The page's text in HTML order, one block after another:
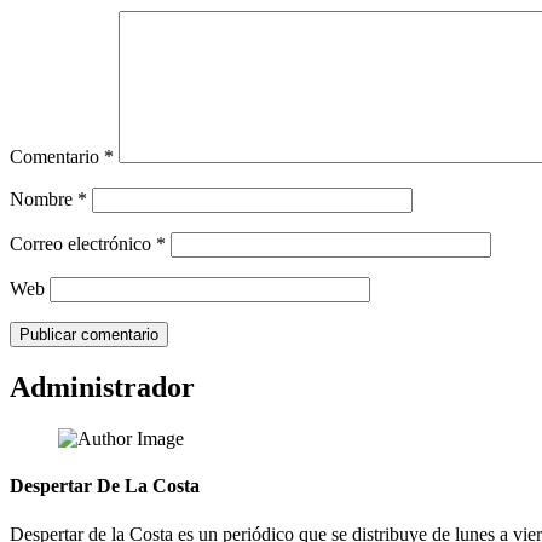
Comentario *
Nombre *
Correo electrónico *
Web
Administrador
Despertar De La Costa
Despertar de la Costa es un periódico que se distribuye de lunes a